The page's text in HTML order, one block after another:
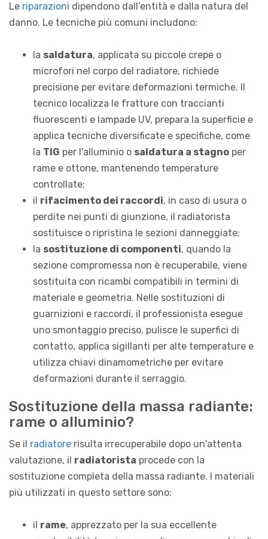
Le riparazioni dipendono dall’entità e dalla natura del
danno. Le tecniche più comuni includono:
la saldatura, applicata su piccole crepe o
microfori nel corpo del radiatore, richiede
precisione per evitare deformazioni termiche. Il
tecnico localizza le fratture con traccianti
fluorescenti e lampade UV, prepara la superficie e
applica tecniche diversificate e specifiche, come
la TIG per l'alluminio o saldatura a stagno per
rame e ottone, mantenendo temperature
controllate;
il rifacimento dei raccordi, in caso di usura o
perdite nei punti di giunzione, il radiatorista
sostituisce o ripristina le sezioni danneggiate;
la sostituzione di componenti, quando la
sezione compromessa non è recuperabile, viene
sostituita con ricambi compatibili in termini di
materiale e geometria. Nelle sostituzioni di
guarnizioni e raccordi, il professionista esegue
uno smontaggio preciso, pulisce le superfici di
contatto, applica sigillanti per alte temperature e
utilizza chiavi dinamometriche per evitare
deformazioni durante il serraggio.
Sostituzione della massa radiante:
rame o alluminio?
Se il radiatore risulta irrecuperabile dopo un'attenta
valutazione, il radiatorista procede con la
sostituzione completa della massa radiante. I materiali
più utilizzati in questo settore sono:
il rame, apprezzato per la sua eccellente